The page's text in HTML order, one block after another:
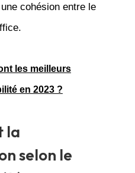
cohésion entre le
les meilleurs
en 2023 ?
la
selon le